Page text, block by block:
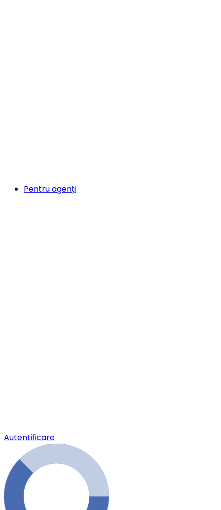
Pentru agenți
Autentificare